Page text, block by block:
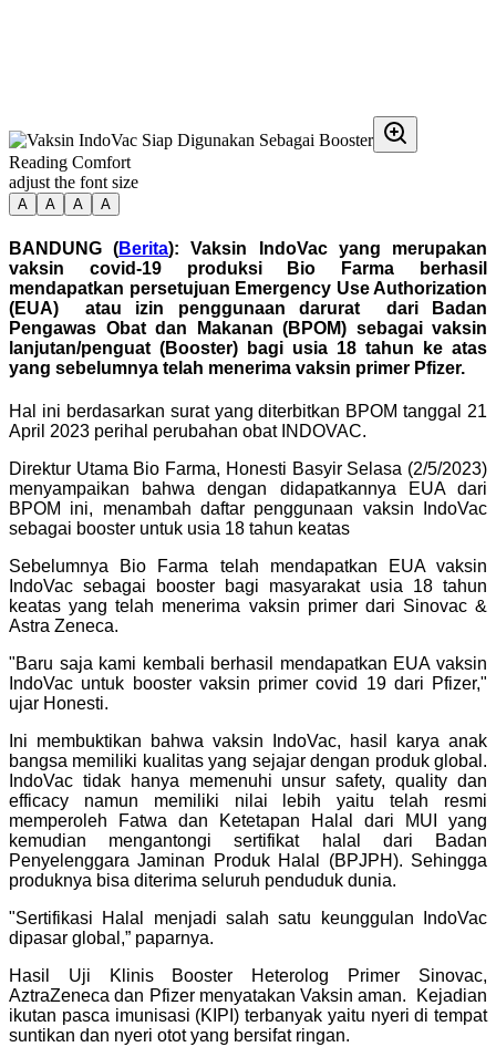
Reading Comfort
adjust the font size
A A A A
BANDUNG (Berita): Vaksin IndoVac yang merupakan
vaksin covid-19 produksi Bio Farma berhasil
mendapatkan persetujuan Emergency Use Authorization
(EUA) atau izin penggunaan darurat dari Badan
Pengawas Obat dan Makanan (BPOM) sebagai vaksin
lanjutan/penguat (Booster) bagi usia 18 tahun ke atas
yang sebelumnya telah menerima vaksin primer Pfizer.
Hal ini berdasarkan surat yang diterbitkan BPOM tanggal 21
April 2023 perihal perubahan obat INDOVAC.
Direktur Utama Bio Farma, Honesti Basyir Selasa (2/5/2023)
menyampaikan bahwa dengan didapatkannya EUA dari
BPOM ini, menambah daftar penggunaan vaksin IndoVac
sebagai booster untuk usia 18 tahun keatas
Sebelumnya Bio Farma telah mendapatkan EUA vaksin
IndoVac sebagai booster bagi masyarakat usia 18 tahun
keatas yang telah menerima vaksin primer dari Sinovac &
Astra Zeneca.
"Baru saja kami kembali berhasil mendapatkan EUA vaksin
IndoVac untuk booster vaksin primer covid 19 dari Pfizer,"
ujar Honesti.
Ini membuktikan bahwa vaksin IndoVac, hasil karya anak
bangsa memiliki kualitas yang sejajar dengan produk global.
IndoVac tidak hanya memenuhi unsur safety, quality dan
efficacy namun memiliki nilai lebih yaitu telah resmi
memperoleh Fatwa dan Ketetapan Halal dari MUI yang
kemudian mengantongi sertifikat halal dari Badan
Penyelenggara Jaminan Produk Halal (BPJPH). Sehingga
produknya bisa diterima seluruh penduduk dunia.
"Sertifikasi Halal menjadi salah satu keunggulan IndoVac
dipasar global,” paparnya.
Hasil Uji Klinis Booster Heterolog Primer Sinovac,
AztraZeneca dan Pfizer menyatakan Vaksin aman. Kejadian
ikutan pasca imunisasi (KIPI) terbanyak yaitu nyeri di tempat
suntikan dan nyeri otot yang bersifat ringan.